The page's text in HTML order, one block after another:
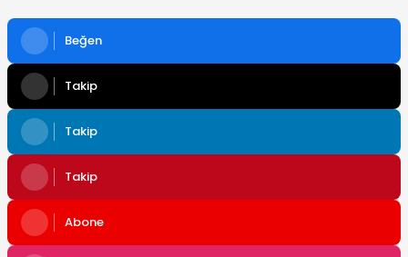
Beğen
Takip
Takip
Takip
Abone